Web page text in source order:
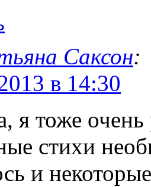
Саксон:
в 14:30
я тоже очень
стихи
и